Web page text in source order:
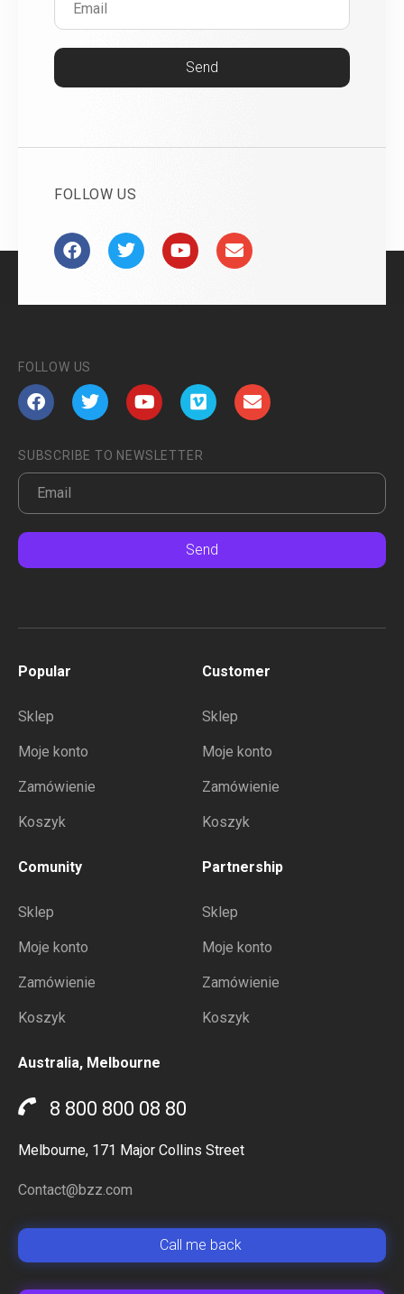
Send
FOLLOW US
FOLLOW US
SUBSCRIBE TO NEWSLETTER
Send
Popular
Sklep
Moje konto
Zamówienie
Koszyk
Customer
Sklep
Moje konto
Zamówienie
Koszyk
Comunity
Sklep
Moje konto
Zamówienie
Koszyk
Partnership
Sklep
Moje konto
Zamówienie
Koszyk
Australia, Melbourne
8 800 800 08 80
Melbourne, 171 Major Collins Street
Contact@bzz.com
Сall me back